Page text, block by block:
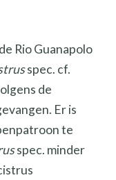
Rio Guanapolo
spec. cf.
de
Er is
te
spec. minder